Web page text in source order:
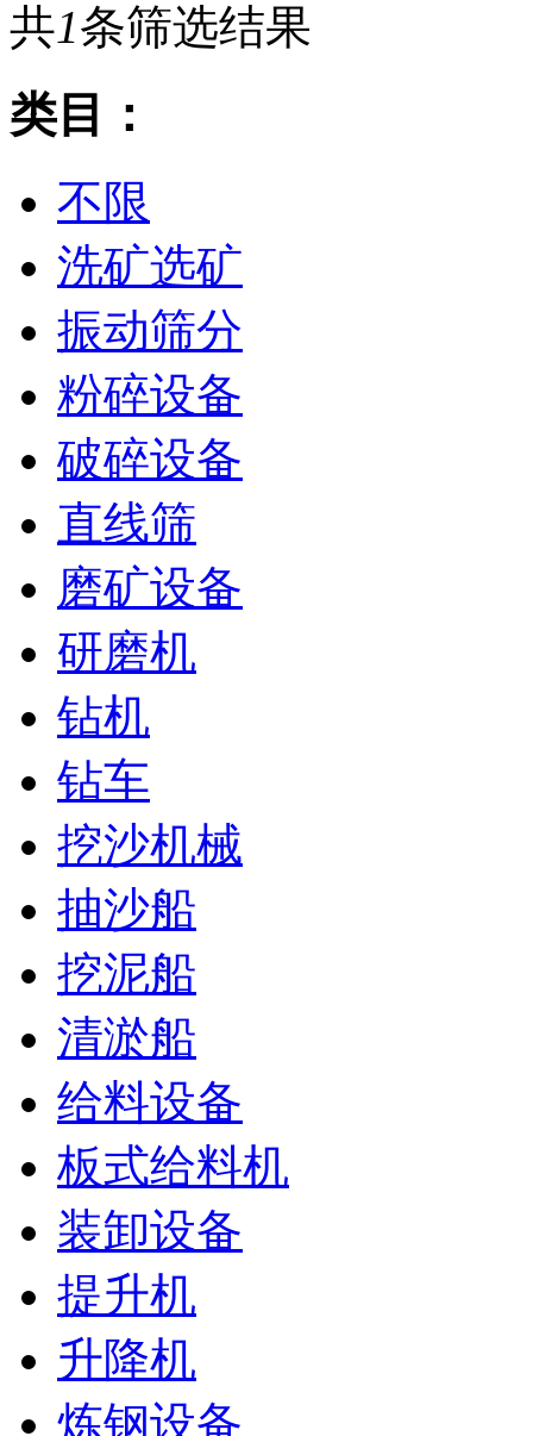
共1条筛选结果
类目：
不限
洗矿选矿
振动筛分
粉碎设备
破碎设备
直线筛
磨矿设备
研磨机
钻机
钻车
挖沙机械
抽沙船
挖泥船
清淤船
给料设备
板式给料机
装卸设备
提升机
升降机
炼钢设备